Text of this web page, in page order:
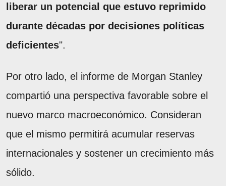
liberar un potencial que estuvo reprimido
durante décadas por decisiones políticas
deficientes".
Por otro lado, el informe de Morgan Stanley
compartió una perspectiva favorable sobre el
nuevo marco macroeconómico. Consideran
que el mismo permitirá acumular reservas
internacionales y sostener un crecimiento más
sólido.